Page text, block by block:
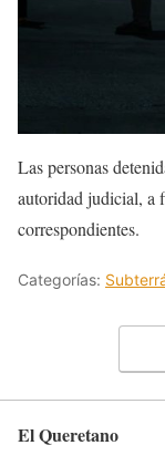
Las personas
autoridad judicial, a
correspondientes.
Categorías:
El Queretano